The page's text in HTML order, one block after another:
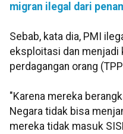
migran ilegal dari
Sebab, kata dia, PMI
eksploitasi dan menjadi
perdagangan orang
"Karena mereka
Negara tidak bisa
mereka tidak masuk